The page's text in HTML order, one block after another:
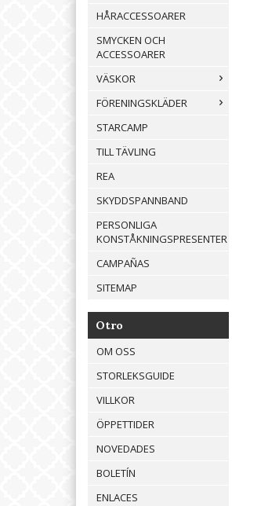
HÅRACCESSOARER
SMYCKEN OCH
ACCESSOARER
VÄSKOR
FÖRENINGSKLÄDER
STARCAMP
TILL TÄVLING
REA
SKYDDSPANNBAND
PERSONLIGA
KONSTÅKNINGSPRESENTER
CAMPAÑAS
SITEMAP
Otro
OM OSS
STORLEKSGUIDE
VILLKOR
ÖPPETTIDER
NOVEDADES
BOLETÍN
ENLACES